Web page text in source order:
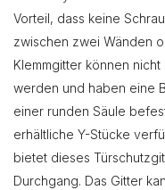
Vorteil, dass keine
zwischen zwei Wänden
Klemmgitter können
werden und haben eine
einer runden Säule
erhältliche Y-Stücke
bietet dieses
Durchgang. Das Gitter